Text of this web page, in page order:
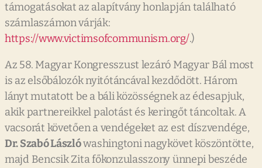
támogatásokat az alapítvány honlapján található
számlaszámon várják:
https://www.victimsofcommunism.org/.)
Az 58. Magyar Kongresszust lezáró Magyar Bál most
is az elsőbálozók nyitótáncával kezdődött. Három
lányt mutatott be a báli közösségnek az édesapjuk,
akik partnereikkel palotást és keringőt táncoltak. A
vacsorát követően a vendégeket az est díszvendége,
Dr. Szabó Lászlówashingtoni nagykövet köszöntötte,
majd Bencsik Zita főkonzulasszony ünnepi beszéde